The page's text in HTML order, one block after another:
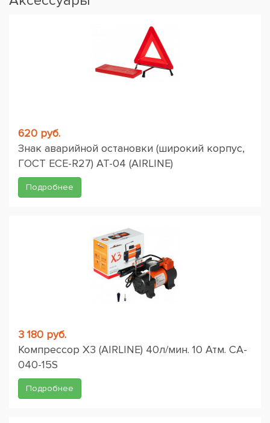
620 руб.
Знак аварийной остановки (широкий корпус,
ГОСТ ЕСЕ-R27) AT-04 (AIRLINE)
Подробнее
3 180 руб.
Компрессор X3 (AIRLINE) 40л/мин. 10 Атм. CA-
040-15S
Подробнее